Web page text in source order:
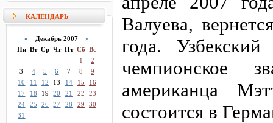
КАЛЕНДАРЬ
« Декабрь 2007 »
Пн Вт Ср Чт Пт Сб Вс
1
2
3
4 5 6 7 8
9
10
11 12 13 14 15
16
17
18 19 20 21 22
23
24
25 26 27 28 29
30
31
Валуева,
года.
чемпионское
американца
состоится в